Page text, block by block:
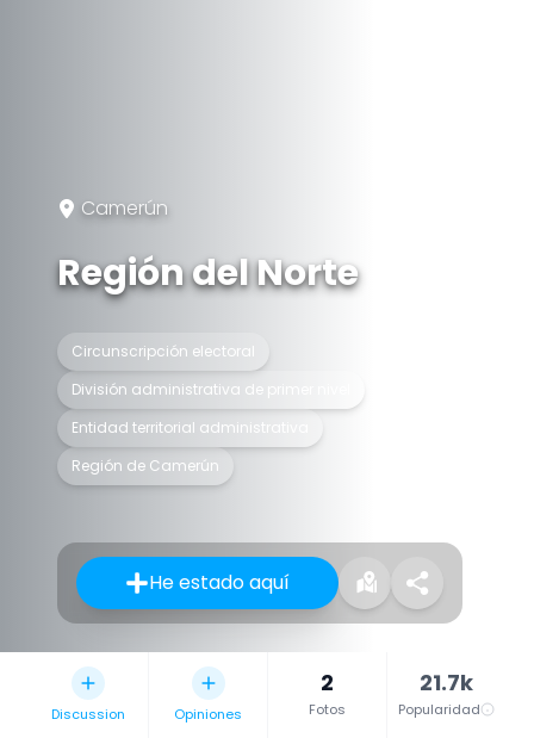
Camerún
Región del Norte
Circunscripción electoral
División administrativa de primer nivel
Entidad territorial administrativa
Región de Camerún
He estado aquí
Discussion Opiniones
2
Fotos
21.7k
Popularidad